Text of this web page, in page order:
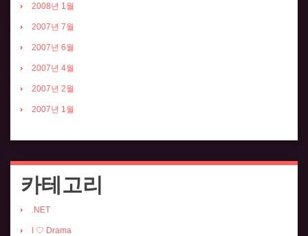
2008년 1월
2007년 7월
2007년 6월
2007년 4월
2007년 2월
2007년 1월
카테고리
.NET
I ♡ Drama